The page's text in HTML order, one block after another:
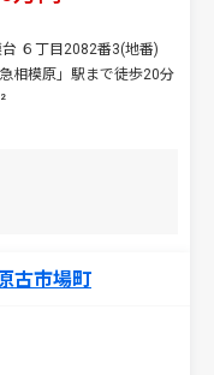
６丁目2082番3(地番)
相模原」駅まで徒歩20分
古市場町